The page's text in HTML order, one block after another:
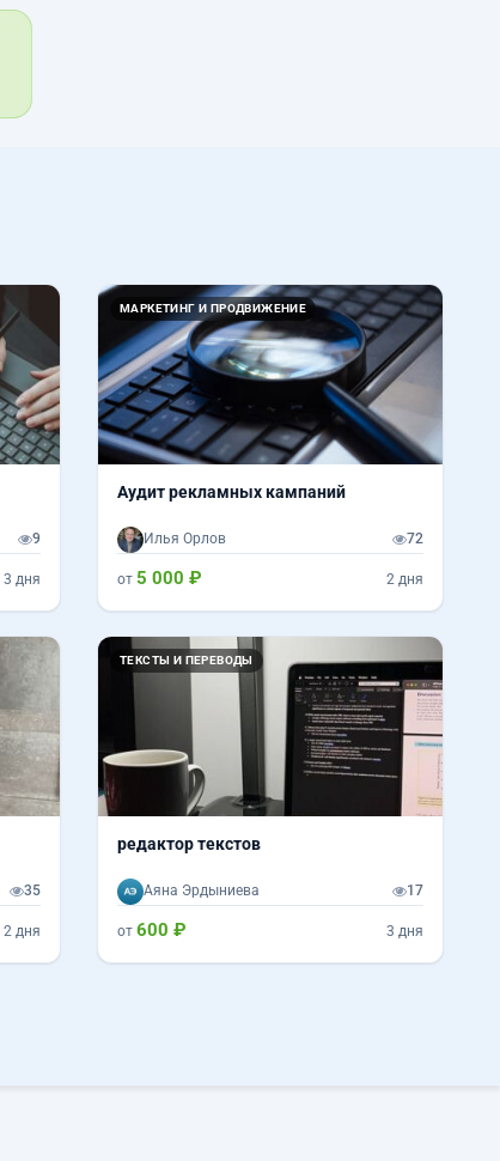
9
3 дня
МАРКЕТИНГ И ПРОДВИЖЕНИЕ
Аудит рекламных кампаний
Илья Орлов 72
от 5 000 ₽ 2 дня
35
2 дня
ТЕКСТЫ И ПЕРЕВОДЫ
редактор текстов
Аяна Эрдыниева 17
от 600 ₽ 3 дня